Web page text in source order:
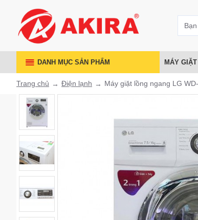
DANH MỤC SẢN PHẨM MÁY GIẶT
Trang chủ Điện lạnh Máy giặt lồng ngang LG